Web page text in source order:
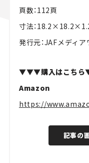
頁数：112頁
寸法：
発行元：JAFメディ
▼▼▼購入はこち
Amazon
https://
記事の